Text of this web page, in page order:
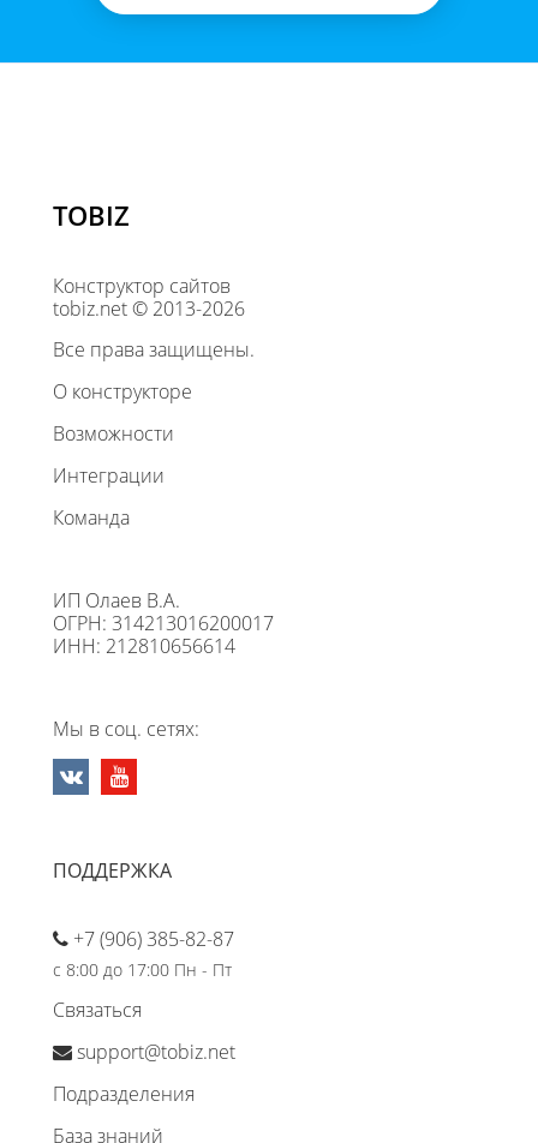
TOBIZ
Конструктор сайтов
tobiz.net © 2013-2026
Все права защищены.
О конструкторе
Возможности
Интеграции
Команда
ИП Олаев В.А.
ОГРН: 314213016200017
ИНН: 212810656614
Мы в соц. сетях:
ПОДДЕРЖКА
+7 (906) 385-82-87
с 8:00 до 17:00 Пн - Пт
Связаться
support@tobiz.net
Подразделения
База знаний